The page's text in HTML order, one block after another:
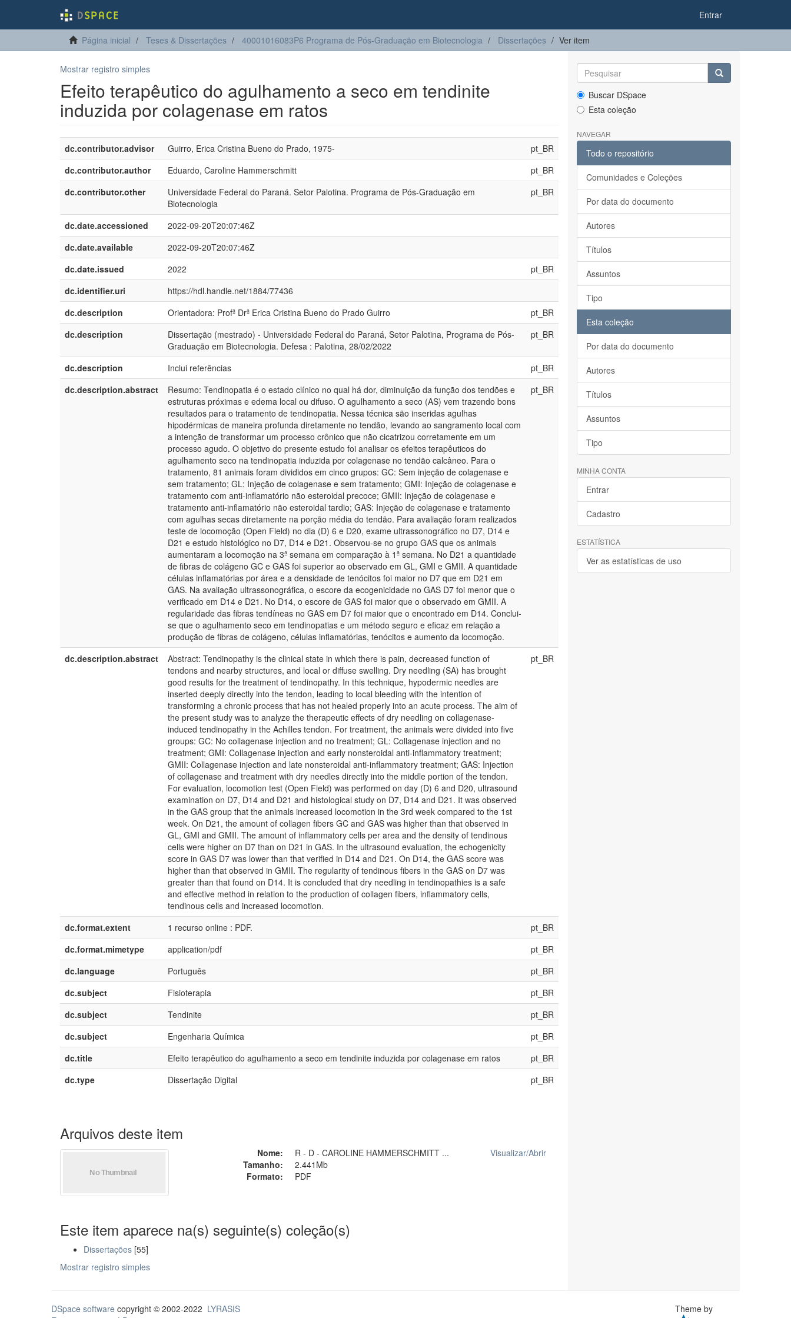
Entrar
Página inicial Teses & Dissertações 40001016083P6 Programa de Pós-Graduação em Biotecnologia Dissertações Ver item
Mostrar registro simples
Efeito terapêutico do agulhamento a seco em tendinite
induzida por colagenase em ratos
dc.contributor.advisor Guirro, Erica Cristina Bueno do Prado, 1975-
pt_BR
dc.contributor.author
Eduardo, Caroline Hammerschmitt
pt_BR
dc.contributor.other
Universidade Federal do Paraná. Setor Palotina. Programa de Pós-Graduação em
Biotecnologia
pt_BR
dc.date.accessioned
2022-09-20T20:07:46Z
dc.date.available
2022-09-20T20:07:46Z
dc.date.issued
2022
pt_BR
dc.identifier.uri
https://hdl.handle.net/1884/77436
dc.description
Orientadora: Profª Drª Erica Cristina Bueno do Prado Guirro
pt_BR
dc.description
Dissertação (mestrado) - Universidade Federal do Paraná, Setor Palotina, Programa de Pós-
Graduação em Biotecnologia. Defesa : Palotina, 28/02/2022
pt_BR
dc.description Inclui referências
pt_BR
dc.description.abstract
Resumo: Tendinopatia é o estado clínico no qual há dor, diminuição da função dos tendões e
estruturas próximas e edema local ou difuso. O agulhamento a seco (AS) vem trazendo bons
resultados para o tratamento de tendinopatia. Nessa técnica são inseridas agulhas
hipodérmicas de maneira profunda diretamente no tendão, levando ao sangramento local com
a intenção de transformar um processo crônico que não cicatrizou corretamente em um
processo agudo. O objetivo do presente estudo foi analisar os efeitos terapêuticos do
agulhamento seco na tendinopatia induzida por colagenase no tendão calcâneo. Para o
tratamento, 81 animais foram divididos em cinco grupos: GC: Sem injeção de colagenase e
sem tratamento; GL: Injeção de colagenase e sem tratamento; GMI: Injeção de colagenase e
tratamento com anti-inflamatório não esteroidal precoce; GMII: Injeção de colagenase e
tratamento anti-inflamatório não esteroidal tardio; GAS: Injeção de colagenase e tratamento
com agulhas secas diretamente na porção média do tendão. Para avaliação foram realizados
teste de locomoção (Open Field) no dia (D) 6 e D20, exame ultrassonográfico no D7, D14 e
D21 e estudo histológico no D7, D14 e D21. Observou-se no grupo GAS que os animais
aumentaram a locomoção na 3ª semana em comparação à 1ª semana. No D21 a quantidade
de fibras de colágeno GC e GAS foi superior ao observado em GL, GMI e GMII. A quantidade
células inflamatórias por área e a densidade de tenócitos foi maior no D7 que em D21 em
GAS. Na avaliação ultrassonográfica, o escore da ecogenicidade no GAS D7 foi menor que o
verificado em D14 e D21. No D14, o escore de GAS foi maior que o observado em GMII. A
regularidade das fibras tendíneas no GAS em D7 foi maior que o encontrado em D14. Conclui-
se que o agulhamento seco em tendinopatias e um método seguro e eficaz em relação a
produção de fibras de colágeno, células inflamatórias, tenócitos e aumento da locomoção.
pt_BR
dc.description.abstract
Abstract: Tendinopathy is the clinical state in which there is pain, decreased function of
tendons and nearby structures, and local or diffuse swelling. Dry needling (SA) has brought
good results for the treatment of tendinopathy. In this technique, hypodermic needles are
inserted deeply directly into the tendon, leading to local bleeding with the intention of
transforming a chronic process that has not healed properly into an acute process. The aim of
the present study was to analyze the therapeutic effects of dry needling on collagenase-
induced tendinopathy in the Achilles tendon. For treatment, the animals were divided into five
groups: GC: No collagenase injection and no treatment; GL: Collagenase injection and no
treatment; GMI: Collagenase injection and early nonsteroidal anti-inflammatory treatment;
GMII: Collagenase injection and late nonsteroidal anti-inflammatory treatment; GAS: Injection
of collagenase and treatment with dry needles directly into the middle portion of the tendon.
For evaluation, locomotion test (Open Field) was performed on day (D) 6 and D20, ultrasound
examination on D7, D14 and D21 and histological study on D7, D14 and D21. It was observed
in the GAS group that the animals increased locomotion in the 3rd week compared to the 1st
week. On D21, the amount of collagen fibers GC and GAS was higher than that observed in
GL, GMI and GMII. The amount of inflammatory cells per area and the density of tendinous
cells were higher on D7 than on D21 in GAS. In the ultrasound evaluation, the echogenicity
score in GAS D7 was lower than that verified in D14 and D21. On D14, the GAS score was
higher than that observed in GMII. The regularity of tendinous fibers in the GAS on D7 was
greater than that found on D14. It is concluded that dry needling in tendinopathies is a safe
and effective method in relation to the production of collagen fibers, inflammatory cells,
tendinous cells and increased locomotion.
pt_BR
dc.format.extent 1 recurso online : PDF.
pt_BR
dc.format.mimetype
application/pdf
pt_BR
dc.language
Português
pt_BR
dc.subject
Fisioterapia
pt_BR
dc.subject
Tendinite
pt_BR
dc.subject
Engenharia Química
pt_BR
dc.title
Efeito terapêutico do agulhamento a seco em tendinite induzida por colagenase em ratos
pt_BR
dc.type
Dissertação Digital pt_BR
Arquivos deste item
Nome:
R - D - CAROLINE HAMMERSCHMITT ...
Tamanho:
2.441Mb
Formato:
PDF
Visualizar/Abrir
Este item aparece na(s) seguinte(s) coleção(s)
Dissertações [55]
Mostrar registro simples
Buscar DSpace
Esta coleção
NAVEGAR
Todo o repositório
Comunidades e Coleções
Por data do documento
Autores
Títulos
Assuntos
Tipo
Esta coleção
Por data do documento
Autores
Títulos
Assuntos
Tipo
MINHA CONTA
Entrar
Cadastro
ESTATÍSTICA
Ver as estatísticas de uso
DSpace software copyright © 2002-2022 LYRASIS
Theme by